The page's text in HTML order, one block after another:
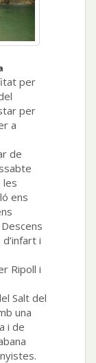
per
per
a
de
les
ens
i
Ripoll i
Salt del
una
i de